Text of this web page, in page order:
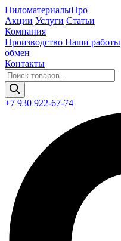
ПиломатериалыПро
Акции Услуги Статьи
Компания
Производство Наши работы
обмен
Контакты
Поиск
товаров
+7 930 922-67-74